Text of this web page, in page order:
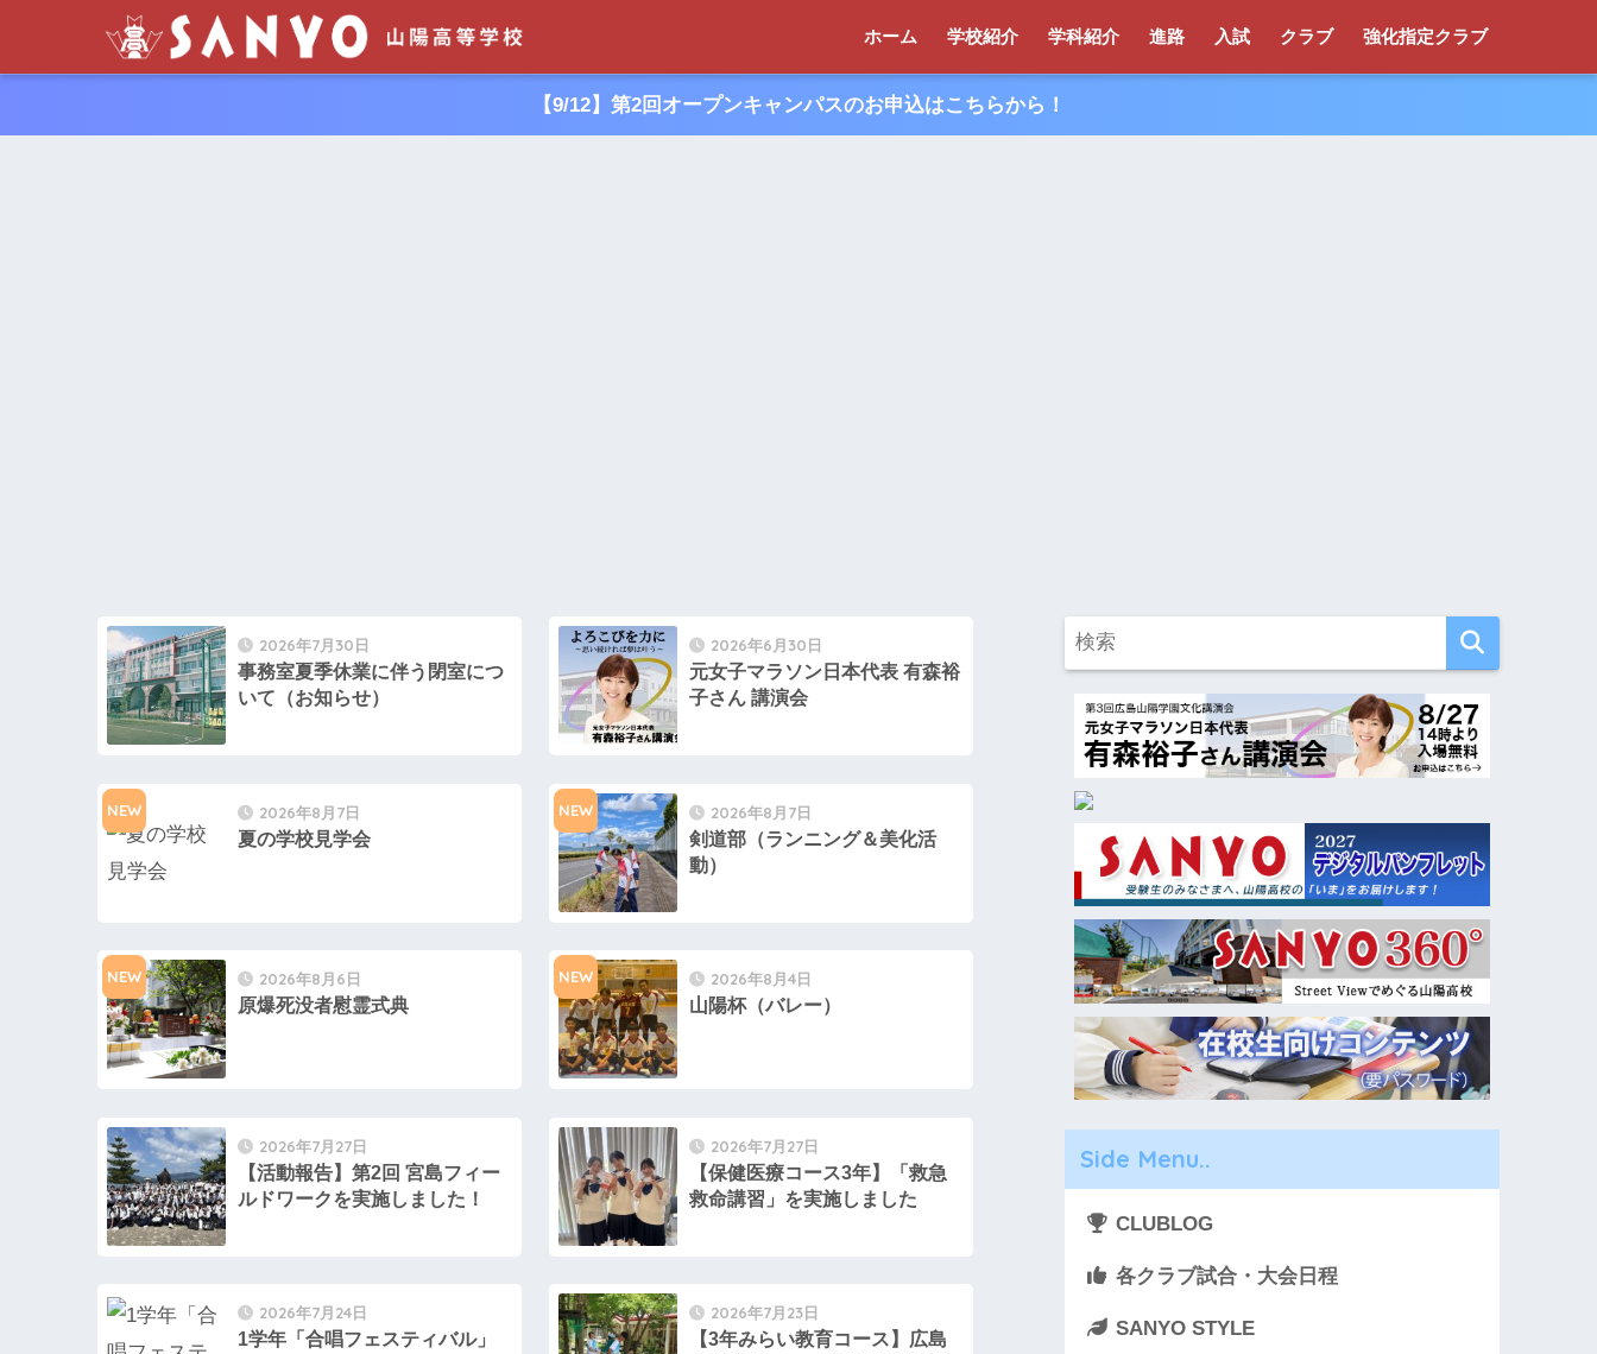
ホーム 学校紹介 学科紹介 進路 入試 クラブ 強化指定クラブ
【9/12】第2回オープンキャンパスのお申込はこちらから！
2026年7月30日
事務室夏季休業に伴う閉室につ
いて（お知らせ）
2026年6月30日
元女子マラソン日本代表 有森裕
子さん 講演会
2026年8月7日
夏の学校見学会
NEW 2026年8月7日
剣道部（ランニング＆美化活
動）
NEW
2026年8月6日
原爆死没者慰霊式典
NEW 2026年8月4日
山陽杯（バレー）
NEW
2026年7月27日
【活動報告】第2回 宮島フィー
ルドワークを実施しました！
2026年7月27日
【保健医療コース3年】「救急
救命講習」を実施しました
2026年7月24日
1学年「合唱フェスティバル」
2026年7月23日
【3年みらい教育コース】広島
Side Menu..
CLUBLOG
各クラブ試合・大会日程
SANYO STYLE